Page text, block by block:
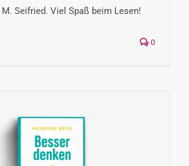
Seifried. Viel Spaß beim Lesen!
0